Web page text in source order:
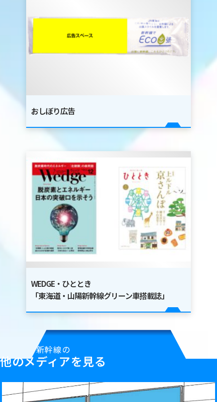
新幹線
車内
広告
新幹線
駅広
告
デジタルサイ
ネージ
駅看
板
交通広告
屋外広告
おしぼり広告
WEDGE・ひととき
「東海道・山陽新幹線グリーン車搭載誌」
新幹線の
他のメディアを見る